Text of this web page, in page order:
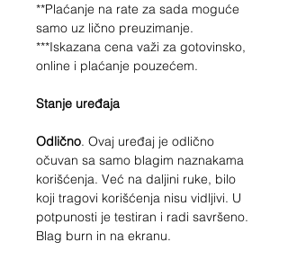
**Plaćanje na rate za sada moguće
samo uz lično preuzimanje.
***Iskazana cena važi za gotovinsko,
online i plaćanje pouzećem.
Stanje uređaja
Odlično. Ovaj uređaj je odlično
očuvan sa samo blagim naznakama
korišćenja. Već na daljini ruke, bilo
koji tragovi korišćenja nisu vidljivi. U
potpunosti je testiran i radi savršeno.
Blag burn in na ekranu.